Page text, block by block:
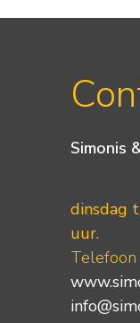
Simonis
dinsdag
uur.
Telefoon